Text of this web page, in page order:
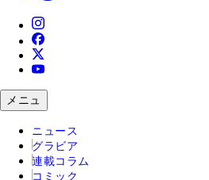
メニュ
ニュース
グラビア
連載コラム
コミック